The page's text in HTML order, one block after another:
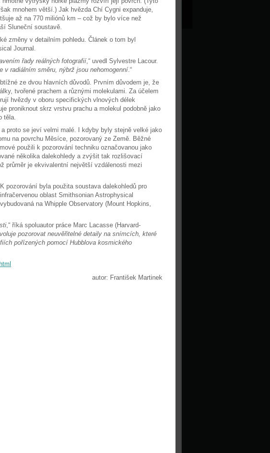
mnohem větší.) Jak hvězda Chí Cygni expanduje,
až na 770 miliónů km – což by bylo více než
Sluneční soustavě.
změny v detailním pohledu. Článek o tom byl
Journal.
řady reálných fotografií,“ uvedl Sylvestre Lacour.
v radiálním směru, nýbrž jsou nehomogenní.“
ze dvou hlavních důvodů. Prvním důvodem je, že
tvořené prachem a různými molekulami. Za účelem
hvězdy v oboru specifických vlnových délek
proniknout skrz vrstvu prachu a molekul podobně jako
těla.
proto se jeví velmi malé. I kdyby byly stejně velké jako
na povrchu Měsíce, pozorovaný ze Země. Běžné
použili k pozorování techniku označovanou jako
několika dalekohledy a zvýšit tak rozlišovací
průměr je ekvivalentní největší vzdálenosti mezi
K pozorování byla použita soustava dalekohledů pro
infračervenou oblast Smithsonian Astrophysical
na Whipple Observatory (Mount Hopkins,
,“ říká spoluautor práce Marc Lacasse (Harvard-
pozorovat neuvěřitelné detaily na snímcích, které
pořízených pomocí Hubblova kosmického
autor: František Martinek